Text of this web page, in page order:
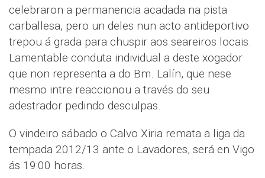
celebraron a permanencia acadada na pista
carballesa, pero un deles nun acto antideportivo
trepou á grada para chuspir aos seareiros locais.
Lamentable conduta individual a deste xogador
que non representa a do Bm. Lalín, que nese
mesmo intre reaccionou a través do seu
adestrador pedindo desculpas.
O vindeiro sábado o Calvo Xiria remata a liga da
tempada 2012/13 ante o Lavadores, será en Vigo
ás 19:00 horas.